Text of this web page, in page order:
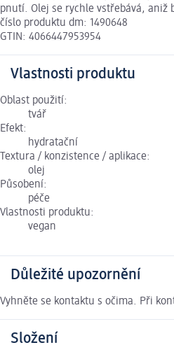
pnutí. Olej se rychle vstřebává, aniž
číslo produktu dm: 1490648
GTIN: 4066447953954
Vlastnosti produktu
Oblast použití:
tvář
Efekt:
hydratační
Textura / konzistence / aplikace:
olej
Působení:
péče
Vlastnosti produktu:
vegan
Důležité upozornění
Vyhněte se kontaktu s očima. Při
Složení